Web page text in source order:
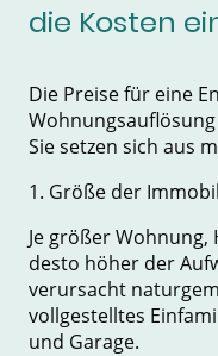
die Kosten
Die Preise für eine
Sie setzen sich aus
1. Größe der
Je größer Wohnung,
desto höher der
verursacht
vollgestelltes
und Garage.